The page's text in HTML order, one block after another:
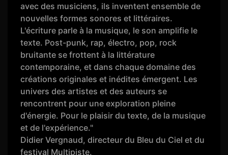
avec des musiciens, ils inventent ensemble de
nouvelles formes sonores et littéraires.
L'écriture parle à la musique, le son amplifie le
texte. Post-punk, rap, électro, pop, rock
bruitante se frottent à la littérature
contemporaine, et dans chaque domaine des
créations originales et inédites émergent. Les
univers des artistes et des auteurs se
rencontrent pour une exploration pleine
d'énergie. Pour le plaisir du texte, de la musique
et de l'expérience."
Didier Vergnaud, directeur du Bleu du Ciel et du
festival Multipiste.